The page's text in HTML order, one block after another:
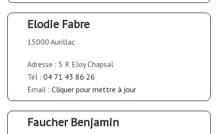
Elodie Fabre
15000 Aurillac
Adresse : 5 R Eloy Chapsal
Tél : 04 71 43 86 26
Email : Cliquer pour mettre à jour
Faucher Benjamin